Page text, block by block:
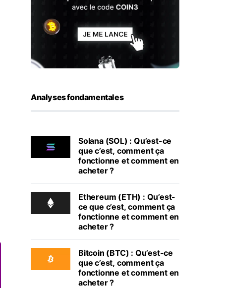
Analyses fondamentales
Solana (SOL) : Qu’est-ce
que c’est, comment ça
fonctionne et comment en
acheter ?
Ethereum (ETH) : Qu’est-
ce que c’est, comment ça
fonctionne et comment en
acheter ?
Bitcoin (BTC) : Qu’est-ce
que c’est, comment ça
fonctionne et comment en
acheter ?